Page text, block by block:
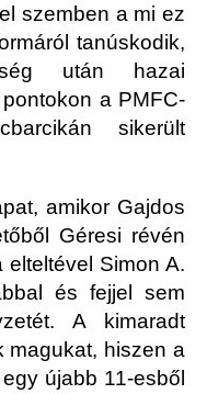
szemben a mi ez
tanúskodik,
után hazai
a PMFC-
sikerült
amikor Gajdos
Géresi révén
elteltével Simon A.
és fejjel sem
A kimaradt
magukat, hiszen a
újabb 11-esből